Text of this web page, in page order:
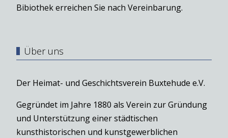
Bibiothek erreichen Sie nach Vereinbarung.
Über uns
Der Heimat- und Geschichtsverein Buxtehude e.V.
Gegründet im Jahre 1880 als Verein zur Gründung
und Unterstützung einer städtischen
kunsthistorischen und kunstgewerblichen